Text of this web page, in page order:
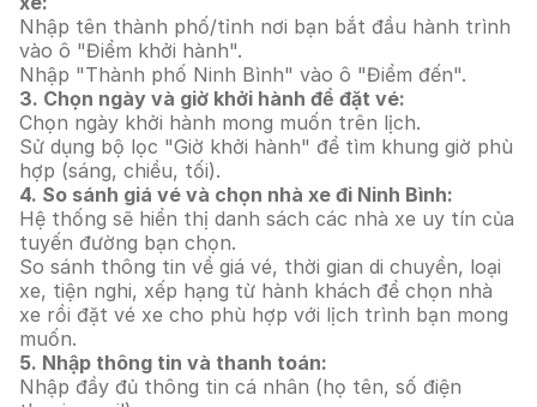
Nhập tên thành phố/tỉnh nơi bạn bắt đầu hành trình
vào ô "Điểm khởi hành".
Nhập "Thành phố Ninh Bình" vào ô "Điểm đến".
3. Chọn ngày và giờ khởi hành để đặt vé:
Chọn ngày khởi hành mong muốn trên lịch.
Sử dụng bộ lọc "Giờ khởi hành" để tìm khung giờ phù
hợp (sáng, chiều, tối).
4. So sánh giá vé và chọn nhà xe đi Ninh Bình:
Hệ thống sẽ hiển thị danh sách các nhà xe uy tín của
tuyến đường bạn chọn.
So sánh thông tin về giá vé, thời gian di chuyển, loại
xe, tiện nghi, xếp hạng từ hành khách để chọn nhà
xe rồi đặt vé xe cho phù hợp với lịch trình bạn mong
muốn.
5. Nhập thông tin và thanh toán:
Nhập đầy đủ thông tin cá nhân (họ tên, số điện